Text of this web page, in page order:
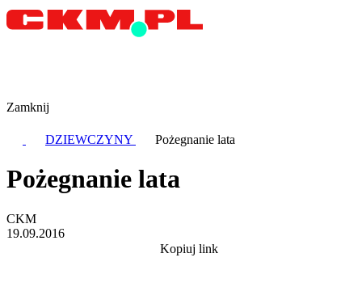
Zamknij
DZIEWCZYNY Pożegnanie lata
Pożegnanie lata
CKM
19.09.2016
Kopiuj link